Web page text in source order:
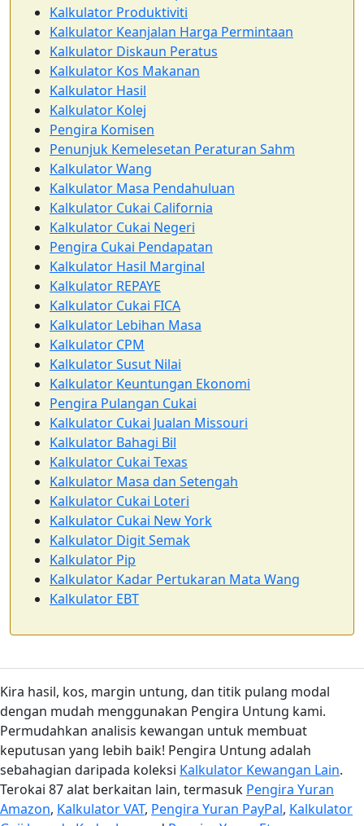
Kalkulator Produktiviti
Kalkulator Keanjalan Harga Permintaan
Kalkulator Diskaun Peratus
Kalkulator Kos Makanan
Kalkulator Hasil
Kalkulator Kolej
Pengira Komisen
Penunjuk Kemelesetan Peraturan Sahm
Kalkulator Wang
Kalkulator Masa Pendahuluan
Kalkulator Cukai California
Kalkulator Cukai Negeri
Pengira Cukai Pendapatan
Kalkulator Hasil Marginal
Kalkulator REPAYE
Kalkulator Cukai FICA
Kalkulator Lebihan Masa
Kalkulator CPM
Kalkulator Susut Nilai
Kalkulator Keuntungan Ekonomi
Pengira Pulangan Cukai
Kalkulator Cukai Jualan Missouri
Kalkulator Bahagi Bil
Kalkulator Cukai Texas
Kalkulator Masa dan Setengah
Kalkulator Cukai Loteri
Kalkulator Cukai New York
Kalkulator Digit Semak
Kalkulator Pip
Kalkulator Kadar Pertukaran Mata Wang
Kalkulator EBT
Kira hasil, kos, margin untung, dan titik pulang modal
dengan mudah menggunakan Pengira Untung kami.
Permudahkan analisis kewangan untuk membuat
keputusan yang lebih baik! Pengira Untung adalah
sebahagian daripada koleksi Kalkulator Kewangan Lain.
Terokai 87 alat berkaitan lain, termasuk Pengira Yuran
Amazon, Kalkulator VAT, Pengira Yuran PayPal, Kalkulator